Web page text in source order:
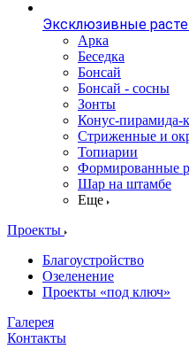
Эксклюзивные
Арка
Беседка
Бонсай
Бонсай - сосны
Зонты
Конус-пирамида-
Стриженные и
Топиарии
Формированные
Шар на штамбе
Еще
Проекты
Благоустройство
Озеленение
Проекты «под ключ»
Галерея
Контакты